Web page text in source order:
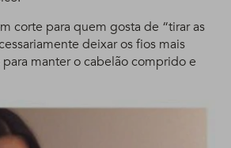
corte para quem gosta de “tirar as
deixar os fios mais
manter o cabelão comprido e